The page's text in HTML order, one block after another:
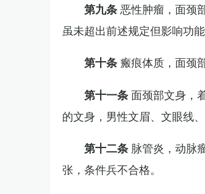
第九条恶性肿瘤，面颈
虽未超出前述规定但影响功
第十条 瘢痕体质，面颈
第十一条面颈部文身，
的文身，男性文眉、文眼线
第十二条 脉管炎，动脉
张，条件兵不合格。